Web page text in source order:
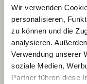
Wir verwenden
personalisieren,
zu können und die
analysieren.
Verwendung unserer
soziale Medien,
Partner führen diese